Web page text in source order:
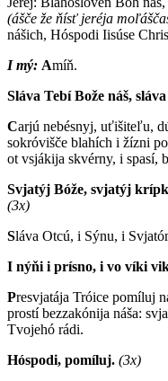
(ášče že ňísť jeréja
nášich, Hóspodi Iisúse
I mý: Amíň.
Sláva Tebí Bože náš,
Carjú nebésnyj, uťišiteľu,
sokróvišče blahích i žízni
ot vsjákija skvérny, i spasí,
Svjatýj Bóže, svjatýj
(3x)
Sláva Otcú, i Sýnu, i
I nýňi i prísno, i vo víki
Presvjatája Tróice pomíluj
prostí bezzakónija náša:
Tvojehó rádi.
Hóspodi, pomíluj. (3x)